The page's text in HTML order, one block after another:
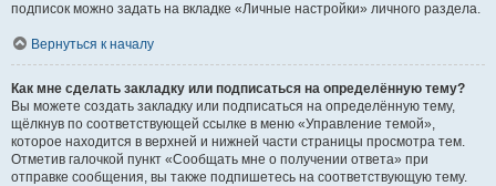
подписок можно задать на вкладке «Личные настройки» личного раздела.
Вернуться к началу
Как мне сделать закладку или подписаться на определённую тему?
Вы можете создать закладку или подписаться на определённую тему,
щёлкнув по соответствующей ссылке в меню «Управление темой»,
которое находится в верхней и нижней части страницы просмотра тем.
Отметив галочкой пункт «Сообщать мне о получении ответа» при
отправке сообщения, вы также подпишетесь на соответствующую тему.